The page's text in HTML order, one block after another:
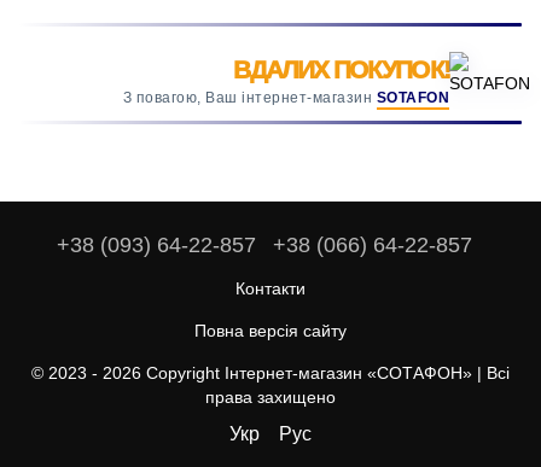
ВДАЛИХ ПОКУПОК!
З повагою, Ваш інтернет-магазин SOTAFON
+38 (093) 64-22-857 +38 (066) 64-22-857
Контакти
Повна версія сайту
© 2023 - 2026 Copyright Інтернет-магазин «СОТАФОН» | Всі
права захищено
Укр Рус